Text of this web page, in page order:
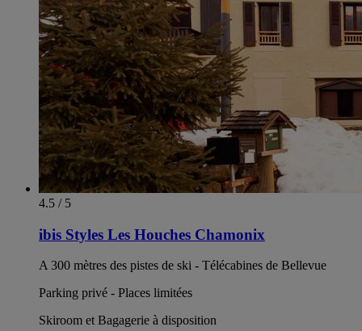
4.5 / 5
ibis Styles Les Houches Chamonix
A 300 mètres des pistes de ski - Télécabines de Bellevue
Parking privé - Places limitées
Skiroom et Bagagerie à disposition